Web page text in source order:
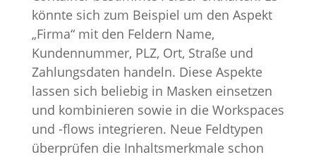
könnte sich zum Beispiel um den Aspekt
„Firma“ mit den Feldern Name,
Kundennummer, PLZ, Ort, Straße und
Zahlungsdaten handeln. Diese Aspekte
lassen sich beliebig in Masken einsetzen
und kombinieren sowie in die Workspaces
und -flows integrieren. Neue Feldtypen
überprüfen die Inhaltsmerkmale schon